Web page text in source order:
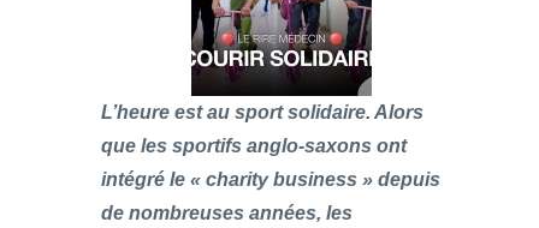
L’heure est au sport solidaire. Alors
que les sportifs anglo-saxons ont
intégré le « charity business » depuis
de nombreuses années, les